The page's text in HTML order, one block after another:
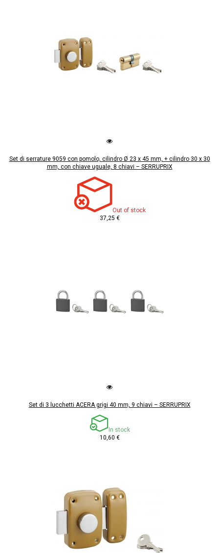
Set di serrature 9059 con pomolo, cilindro Ø 23 x 45 mm, + cilindro 30 x 30
mm, con chiave uguale, 8 chiavi – SERRUPRIX
Out of stock
37,25 €
Set di 3 lucchetti ACERA grigi 40 mm, 9 chiavi – SERRUPRIX
In stock
10,60 €